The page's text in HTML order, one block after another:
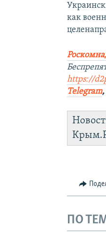
как
https://
Telegram
ПО